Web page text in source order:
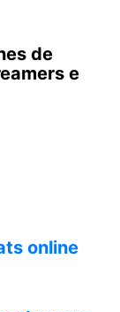
de
e
online